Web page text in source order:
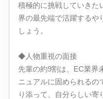
積極的に挑戦していきた
界の最先端で活躍するや
しょう。
◆人物重視の面接
先輩の約9割は、EC業界
ニュアルに固められるの
り添って、自分らしい寄